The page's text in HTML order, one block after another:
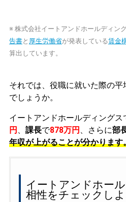
※ 株式会社イートアンドホールディン
告書と 厚生労働省が発表している賃金
算出しています。
それでは、役職に就いた際の
でしょうか。
イートアンドホールディングス
円
課長で878万円 、さらに部
年収が上がることが分かります
イートアンドホー
相性をチェックしよ